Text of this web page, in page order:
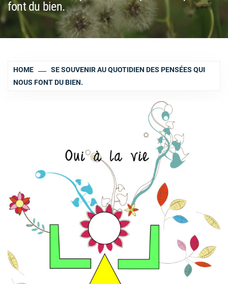
font du bien.
HOME
SE SOUVENIR AU QUOTIDIEN DES PENSÉES QUI
NOUS FONT DU BIEN.